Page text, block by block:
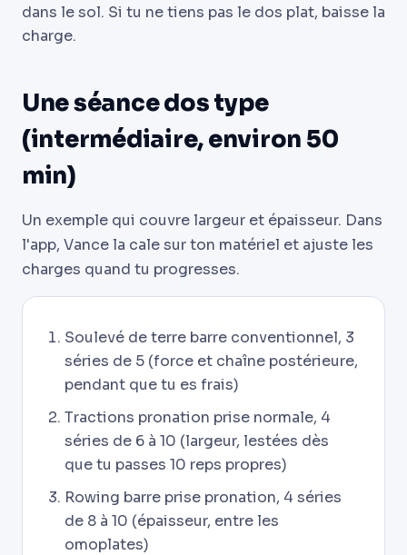
dans le sol. Si tu ne tiens pas le dos plat, baisse la
charge.
Une séance dos type
(intermédiaire, environ 50
min)
Un exemple qui couvre largeur et épaisseur. Dans
l'app, Vance la cale sur ton matériel et ajuste les
charges quand tu progresses.
Soulevé de terre barre conventionnel, 3
séries de 5 (force et chaîne postérieure,
pendant que tu es frais)
Tractions pronation prise normale, 4
séries de 6 à 10 (largeur, lestées dès
que tu passes 10 reps propres)
Rowing barre prise pronation, 4 séries
de 8 à 10 (épaisseur, entre les
omoplates)